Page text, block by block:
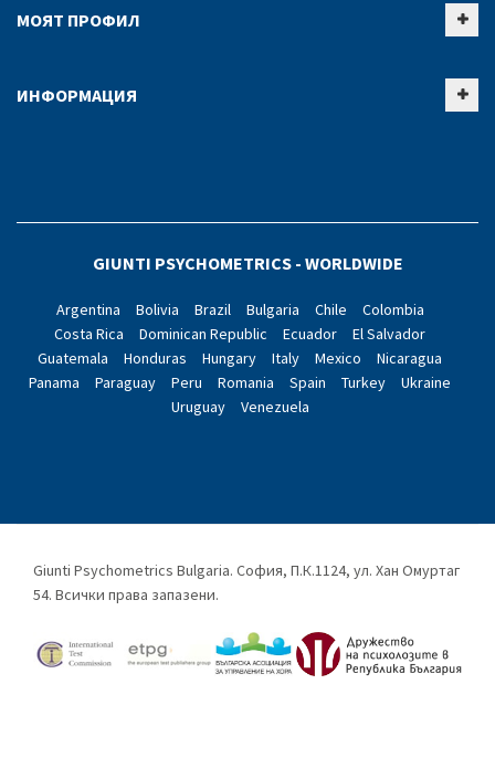
МОЯТ ПРОФИЛ
ИНФОРМАЦИЯ
GIUNTI PSYCHOMETRICS - WORLDWIDE
Argentina Bolivia Brazil Bulgaria Chile
Colombia
Costa Rica
Dominican Republic Ecuador
El Salvador
Guatemala
Honduras Hungary Italy Mexico
Nicaragua
Panama
Paraguay Peru Romania Spain Turkey
Ukraine
Uruguay
Venezuela
Giunti Psychometrics Bulgaria. София, П.К.1124, ул. Хан Омуртаг
54. Всички права запазени.